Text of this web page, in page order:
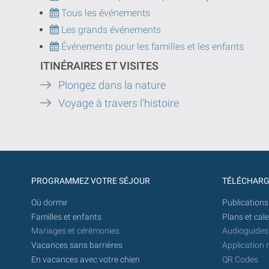
Tous les événements
Les grands événements
Événements pour les familles et les enfants
ITINÉRAIRES ET VISITES
Plongez dans la nature
Voyage à travers l'histoire
PROGRAMMEZ VOTRE SÉJOUR
Où dormir
Familles et enfants
Mariages et cérémonies
Vacances sans barrières
En vacances avec votre chien
Publications
Plans et
Audioguides
Application
QR Codes